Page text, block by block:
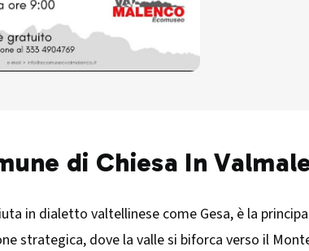
di Chiesa In
in dialetto valtellinese come Gesa, è la
strategica, dove la valle si biforca verso il